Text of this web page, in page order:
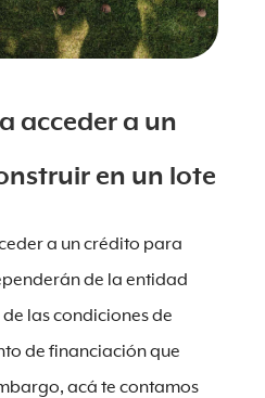
acceder a un
en un lote
a un crédito para
de la entidad
las condiciones de
de financiación que
acá te contamos